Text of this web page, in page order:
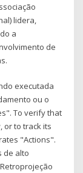
lidera,
a
de
executada
ou o
To verify that
or to track its
"Actions".
de alto